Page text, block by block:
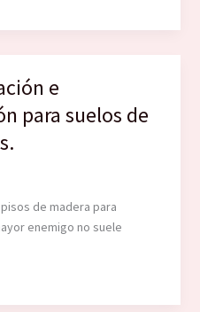
e
para suelos de
de madera para
enemigo no suele